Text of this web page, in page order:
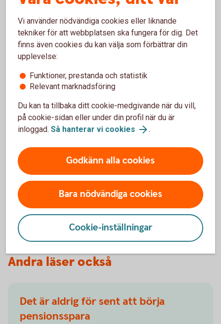
Börja pensionsspara
Så mycket behöver du pensionsspara - räkna själv.
Pensionsspara - räkna ut din pension
Vill du veta mer om pension?
Få koll på hur pensionen fungerar och hur du kan
påverka den - vi hjälper dig på vägen.
Pension - mer information
Andra läser också
Det är aldrig för sent att börja
pensionsspara
Vi använder nödvändiga cookies eller liknande
tekniker för att webbplatsen ska fungera för dig. Det
finns även cookies du kan välja som förbättrar din
upplevelse:
Funktioner, prestanda och statistik
Relevant marknadsföring
Du kan ta tillbaka ditt cookie-medgivande när du vill,
på cookie-sidan eller under din profil när du är
inloggad. Så hanterar vi cookies .
Godkänn alla cookies
Bara nödvändiga cookies
Cookie-inställningar